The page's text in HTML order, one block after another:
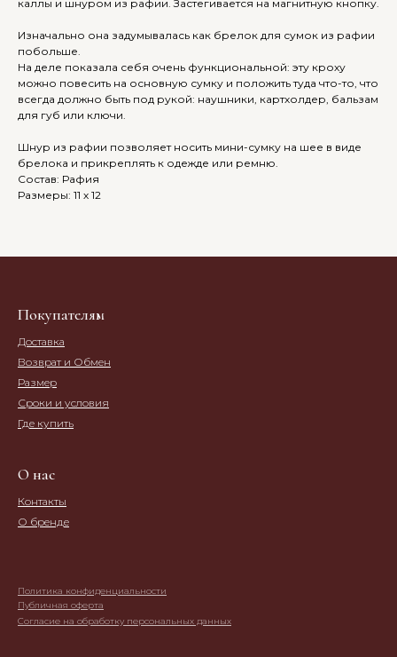
каллы и шнуром из рафии. Застегивается на магнитную кнопку.
Изначально она задумывалась как брелок для сумок из рафии
побольше.
На деле показала себя очень функциональной: эту кроху
можно повесить на основную сумку и положить туда что-то, что
всегда должно быть под рукой: наушники, картхолдер, бальзам
для губ или ключи.
Шнур из рафии позволяет носить мини-сумку на шее в виде
брелока и прикреплять к одежде или ремню.
Состав: Рафия
Размеры: 11 х 12
Политика конфиденциальности
Публичная оферта
О нас
Покупателям
Контакты
О бренде
Где купить
Доставка
Возврат и Обмен
Размер
Сроки и условия
Согласие на обработку персональных данных